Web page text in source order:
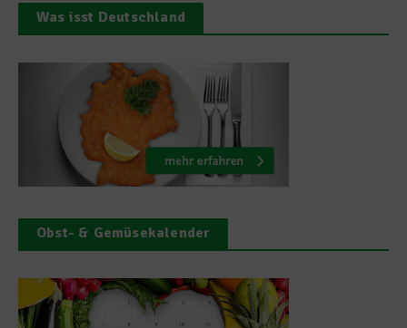
Was isst Deutschland
Obst- & Gemüsekalender